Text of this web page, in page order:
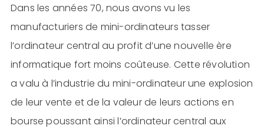
Dans les années 70, nous avons vu les
manufacturiers de mini-ordinateurs tasser
l’ordinateur central au profit d’une nouvelle ère
informatique fort moins coûteuse. Cette révolution
a valu à l’industrie du mini-ordinateur une explosion
de leur vente et de la valeur de leurs actions en
bourse poussant ainsi l’ordinateur central aux